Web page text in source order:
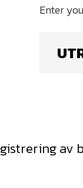
av